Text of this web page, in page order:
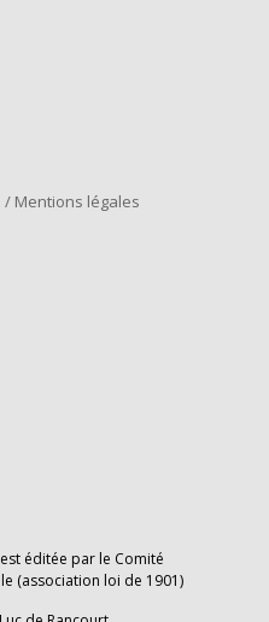
Mentions légales
éditée par le Comité
(association loi de 1901)